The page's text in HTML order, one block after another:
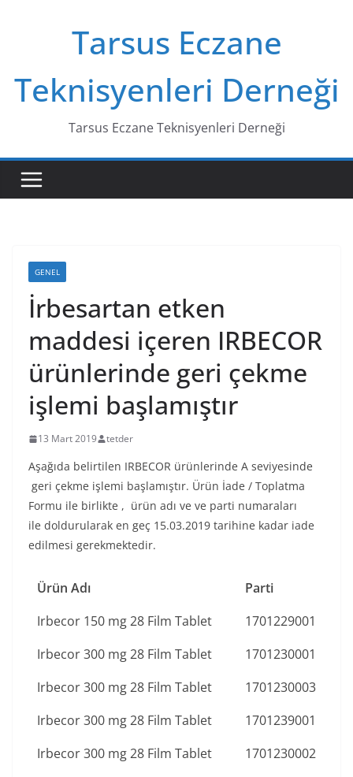
Tarsus Eczane
Teknisyenleri Derneği
Tarsus Eczane Teknisyenleri Derneği
GENEL
İrbesartan etken
maddesi içeren IRBECOR
ürünlerinde geri çekme
işlemi başlamıştır
13 Mart 2019 tetder
Aşağıda belirtilen IRBECOR ürünlerinde A seviyesinde
geri çekme işlemi başlamıştır. Ürün İade / Toplatma
Formu ile birlikte , ürün adı ve ve parti numaraları
ile doldurularak en geç 15.03.2019 tarihine kadar iade
edilmesi gerekmektedir.
Ürün Adı
Parti
Irbecor 150 mg 28 Film Tablet
1701229001
Irbecor 300 mg 28 Film Tablet
1701230001
Irbecor 300 mg 28 Film Tablet
1701230003
Irbecor 300 mg 28 Film Tablet
1701239001
Irbecor 300 mg 28 Film Tablet
1701230002